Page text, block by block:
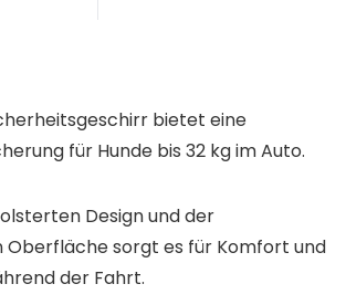
bietet eine
für Hunde bis 32 kg im Auto.
Design und der
sorgt es für Komfort und
der Fahrt.